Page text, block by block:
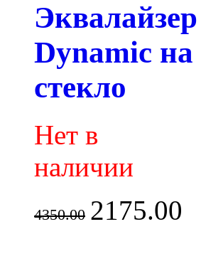
Эквалайзер
Dynamic на
стекло
Нет в
наличии
4350.00 2175.00